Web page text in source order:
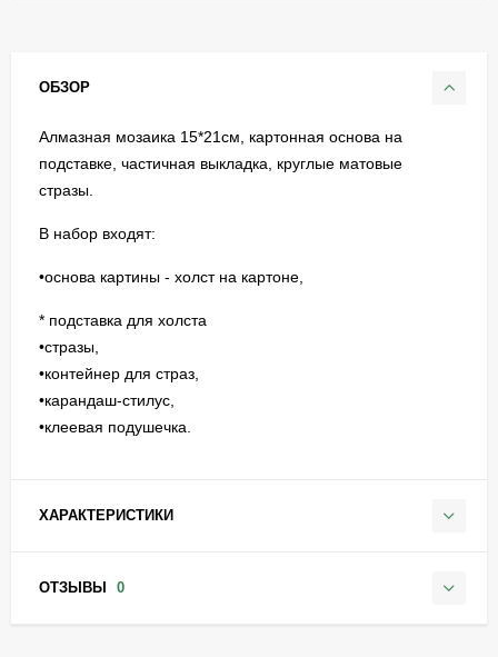
ОБЗОР
Алмазная мозаика 15*21см, картонная основа на
подставке, частичная выкладка, круглые матовые
стразы.
В набор входят:
•основа картины - холст на картоне,
* подставка для холста
•стразы,
•контейнер для страз,
•карандаш-стилус,
•клеевая подушечка.
ХАРАКТЕРИСТИКИ
ОТЗЫВЫ 0